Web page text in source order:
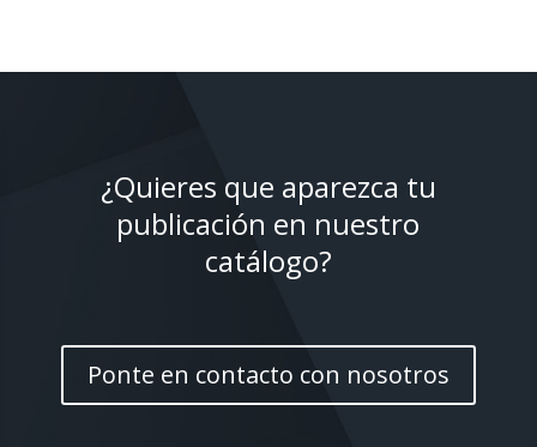
¿Quieres que aparezca tu
publicación en nuestro
catálogo?
Ponte en contacto con nosotros